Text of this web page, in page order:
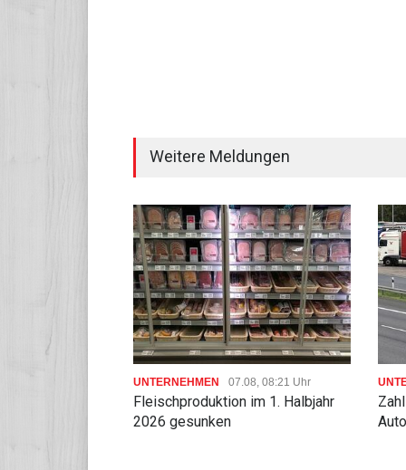
Weitere Meldungen
UNTERNEHMEN 07.08, 08:21 Uhr
Fleischproduktion im 1. Halbjahr
2026 gesunken